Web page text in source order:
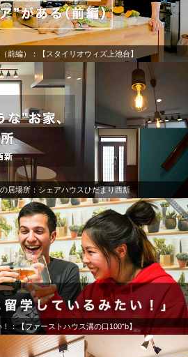
前編）：【スタイリオウィズ上池台】
居場所：シェアハウスひだまり西新
：【ファーストハウス溝の口100⁺b】